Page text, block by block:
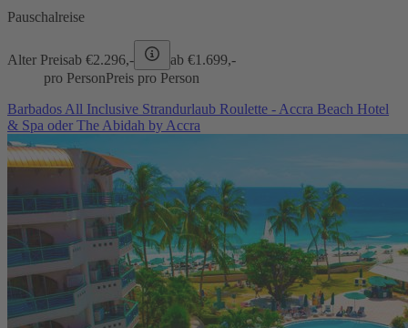
Pauschalreise
Alter Preisab €2.296,- ab €1.699,-
pro PersonPreis pro Person
Barbados All Inclusive Strandurlaub Roulette - Accra Beach Hotel
& Spa oder The Abidah by Accra